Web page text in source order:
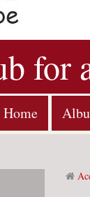
for
Home